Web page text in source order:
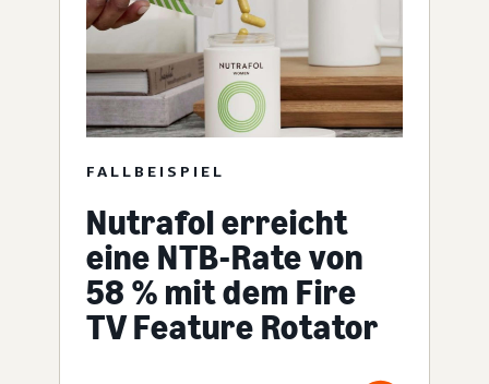
FALLBEISPIEL
Nutrafol erreicht
eine NTB-Rate von
58 % mit dem Fire
TV Feature Rotator